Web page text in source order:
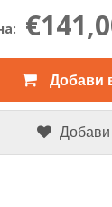
Добави